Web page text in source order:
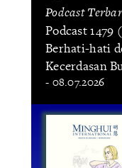
Podcast
Podcast
Berhati-hati
Kecerdasan
- 08.07.2026